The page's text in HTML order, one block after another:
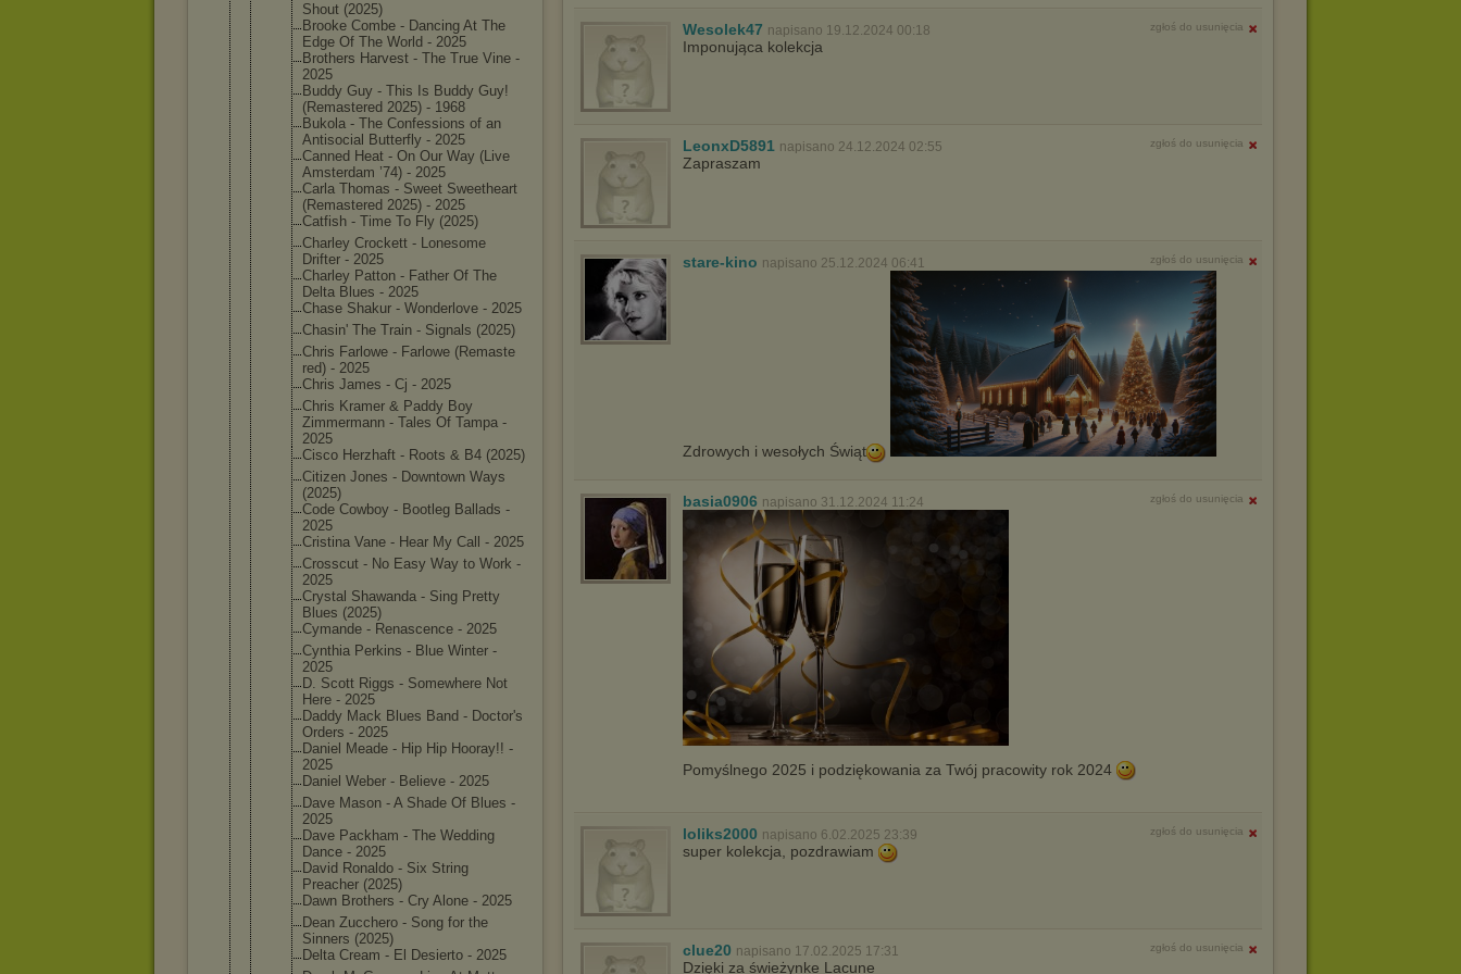
Shout (2025)
Brooke Combe - Dancing At The
Edge Of The World - 2025
Brothers Harvest - The True Vine -
2025
Buddy Guy - This Is Buddy Guy!
(Remastered 2025) - 1968
Bukola - The Confessions of an
Antisocial Butterfl y - 2025
Canned Heat - On Our Way (Live
Amsterdam ’74) - 2025
Carla Thomas - Sweet Sweetheart
(Remastered 2025) - 2025
Catfish - Time To Fly (2025)
Charley Crockett - Lonesome
Drifter - 2025
Charley Patton - Father Of The
Delta Blues - 2025
Chase Shakur - Wonderlove - 2025
Chasin' The Train - Signals (2025)
Chris Farlowe - Farlowe (Remaste
red) - 2025
Chris James - Cj - 2025
Chris Kramer & Paddy Boy
Zimmermann - Tales Of Tampa -
2025
Cisco Herzhaft - Roots & B4 (2025)
Citizen Jones - Downtown Ways
(2025)
Code Cowboy - Bootleg Ballads -
2025
Cristina Vane - Hear My Call - 2025
Crosscut - No Easy Way to Work -
2025
Crystal Shawanda - Sing Pretty
Blues (2025)
Cymande - Renascence - 2025
Cynthia Perkins - Blue Winter -
2025
D. Scott Riggs - Somewhere Not
Here - 2025
Daddy Mack Blues Band - Doctor's
Orders - 2025
Daniel Meade - Hip Hip Hooray!! -
2025
Daniel Weber - Believe - 2025
Dave Mason - A Shade Of Blues -
2025
Dave Packham - The Wedding
Dance - 2025
David Ronaldo - Six String
Preacher (2025)
Dawn Brothers - Cry Alone - 2025
Dean Zucchero - Song for the
Sinners (2025)
Delta Cream - El Desierto - 2025
Wesolek47 napisano 19.12.2024 00:18 zgłoś do usunięcia
Imponująca kolekcja
LeonxD5891 napisano 24.12.2024 02:55 zgłoś do usunięcia
Zapraszam
stare-kino napisano 25.12.2024 06:41 zgłoś do usunięcia
Zdrowych i wesołych Świąt
basia0906 napisano 31.12.2024 11:24 zgłoś do usunięcia
Pomyślnego 2025 i podziękowania za Twój pracowity rok 2024
loliks2000 napisano 6.02.2025 23:39 zgłoś do usunięcia
super kolekcja, pozdrawiam
clue20 napisano 17.02.2025 17:31 zgłoś do usunięcia
Dzięki za świeżynke Lacune